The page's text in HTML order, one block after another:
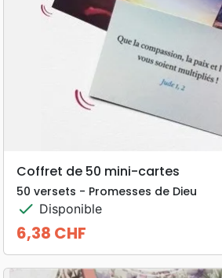
Coffret de 50 mini-cartes
50 versets - Promesses de Dieu
check Disponible
Prix
6,38 CHF